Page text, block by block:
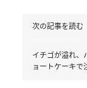
次の記事を読む
イチゴが溢れ
ョートケーキで